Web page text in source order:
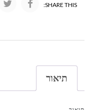
SHARE THIS:
תיאור